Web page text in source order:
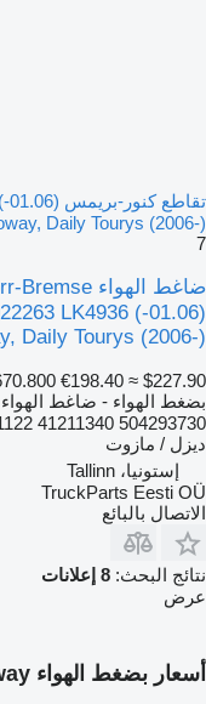
Daily Tourys (2006-)
7
Daily Tourys (2006-)
€198.40 ≈ $227.90
بضغط الهواء - ضاغط الهواء
41211340 504293730
ديزل / مازوت
إستونيا، Tallinn
TruckParts Eesti OÜ
الاتصال بالبائع
نتائج البحث: 8 إعلانات
عرض
أسعار بضغط الهواء Irisbus Crossway